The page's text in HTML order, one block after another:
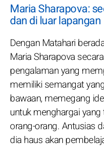
Maria Sharapova:
dan di luar lapangan
Dengan Matahari
Maria Sharapova
pengalaman yang
memiliki semangat
bawaan, memegang
untuk menghargai
orang-orang. Antusias
dia haus akan